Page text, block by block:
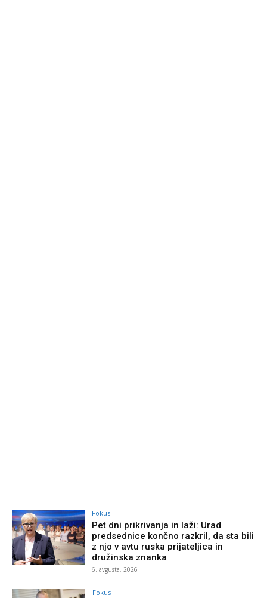
Fokus
Pet dni prikrivanja in laži: Urad
predsednice končno razkril, da sta bili
z njo v avtu ruska prijateljica in
družinska znanka
6. avgusta, 2026
Fokus